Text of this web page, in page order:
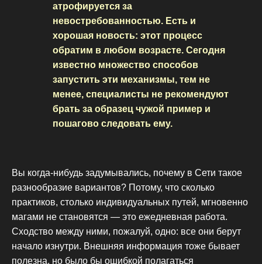
атрофируется за
невостребованностью. Есть и
хорошая новость: этот процесс
обратим в любом возрасте. Сегодня
известно множество способов
запустить эти механизмы, тем не
менее, специалисты не рекомендуют
брать за образец чужой пример и
пошагово следовать ему.
Вы когда-нибудь задумывались, почему в Сети такое
разнообразие вариантов? Потому, что сколько
практиков, столько индивидуальных путей, мгновенно
магами не становятся — это ежедневная работа.
Сходство между ними, пожалуй, одно: все они берут
начало изнутри. Внешняя информация тоже бывает
полезна, но было бы ошибкой полагаться